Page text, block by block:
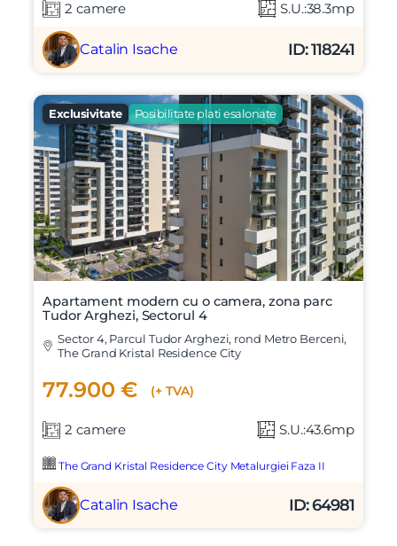
2 camere S.U.:38.3mp
Catalin Isache ID: 118241
Exclusivitate Posibilitate plati esalonate
Apartament modern cu o camera, zona parc
Tudor Arghezi, Sectorul 4
Sector 4, Parcul Tudor Arghezi, rond Metro Berceni,
The Grand Kristal Residence City
77.900 € (+ TVA)
2 camere S.U.:43.6mp
The Grand Kristal Residence City Metalurgiei Faza II
Catalin Isache ID: 64981